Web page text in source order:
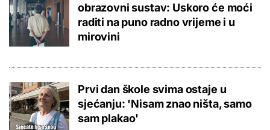
obrazovni sustav: Uskoro će moći
raditi na puno radno vrijeme i u
mirovini
Prvi dan škole svima ostaje u
sjećanju: 'Nisam znao ništa, samo
sam plakao'